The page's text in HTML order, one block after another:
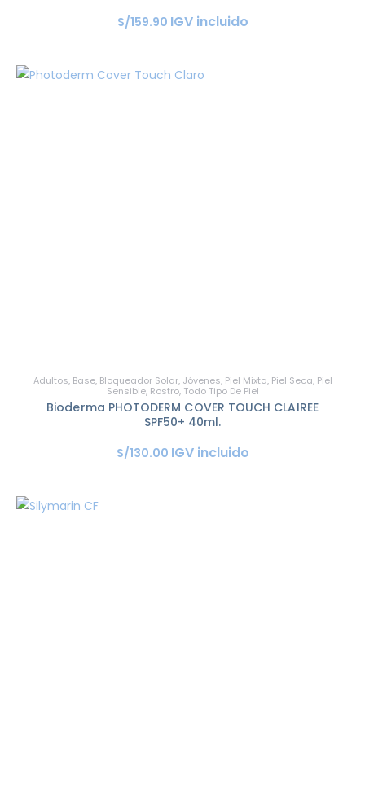
S/159.90 IGV incluido
Adultos, Base, Bloqueador Solar, Jóvenes, Piel Mixta, Piel Seca, Piel
Sensible, Rostro, Todo Tipo De Piel
Bioderma PHOTODERM COVER TOUCH CLAIREE
SPF50+ 40ml.
S/130.00 IGV incluido